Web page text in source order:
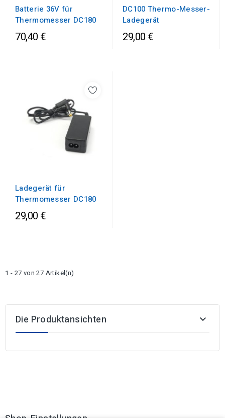
Batterie 36V für
Thermomesser DC180
70,40 €
DC100 Thermo-Messer-
Ladegerät
29,00 €
Ladegerät für
Thermomesser DC180
29,00 €
1 - 27 von 27 Artikel(n)
Die Produktansichten 